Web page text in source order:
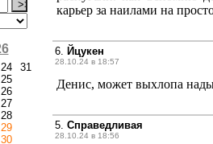
24
25
26
27
28
29
30
31
карьер за наилами на
6. Йцукен
28.10.24 в 18:57
Денис, может выхлопа
5. Справедливая
28.10.24 в 18:56